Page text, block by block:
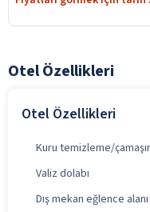
Otel Özellikleri
Otel Özellikleri
Kuru temizleme/
Valiz dolabı
Dış mekan eğlence alanı